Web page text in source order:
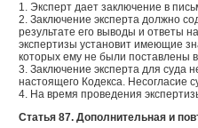
1. Эксперт дает заключение в
2. Заключение эксперта должно
результате его выводы и ответы
экспертизы установит имеющие
которых ему не были поставлены
3. Заключение эксперта для суда
настоящего Кодекса. Несогласие
4. На время проведения
Статья 87. Дополнительная и